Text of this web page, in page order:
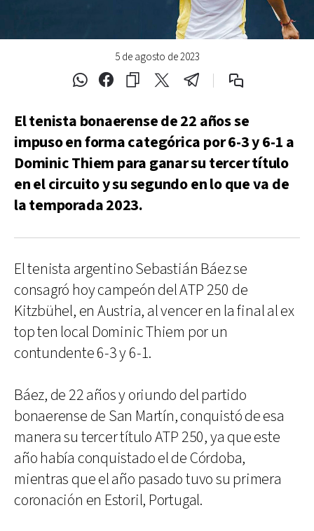
5 de agosto de 2023
El tenista bonaerense de 22 años se
impuso en forma categórica por 6-3 y 6-1 a
Dominic Thiem para ganar su tercer título
en el circuito y su segundo en lo que va de
la temporada 2023.
El tenista argentino Sebastián Báez se
consagró hoy campeón del ATP 250 de
Kitzbühel, en Austria, al vencer en la final al ex
top ten local Dominic Thiem por un
contundente 6-3 y 6-1.
Báez, de 22 años y oriundo del partido
bonaerense de San Martín, conquistó de esa
manera su tercer título ATP 250, ya que este
año había conquistado el de Córdoba,
mientras que el año pasado tuvo su primera
coronación en Estoril, Portugal.